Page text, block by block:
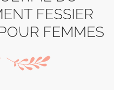
FESSIER
FEMMES